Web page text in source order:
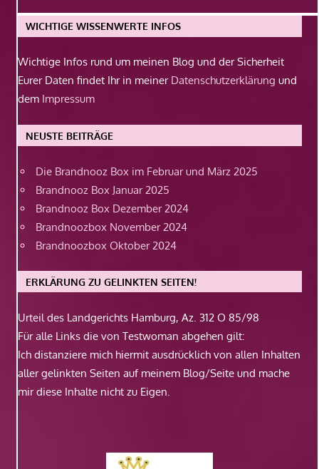
WICHTIGE WISSENWERTE INFOS
Wichtige Infos rund um meinen Blog und der Sicherheit
Eurer Daten findet Ihr in meiner Datenschutzerklärung und
dem Impressum
NEUSTE BEITRÄGE
Die Brandnooz Box im Februar und März 2025
Brandnooz Box Januar 2025
Brandnooz Box Dezember 2024
Brandnoozbox November 2024
Brandnoozbox Oktober 2024
ERKLÄRUNG ZU GELINKTEN SEITEN!
Urteil des Landgerichts Hamburg, Az. 312 O 85/98
Für alle Links die von Testwoman abgehen gilt:
Ich distanziere mich hiermit ausdrücklich von allen Inhalten
aller gelinkten Seiten auf meinem Blog/Seite und mache
mir diese Inhalte nicht zu Eigen.